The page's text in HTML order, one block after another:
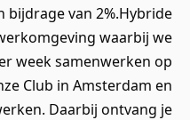
bijdrage van 2%.Hybride
waarbij we
week samenwerken op
Club in Amsterdam en
Daarbij ontvang je